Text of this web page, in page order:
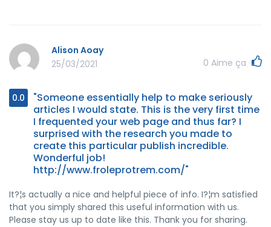
Alison Aoay
25/03/2021
0 Aime ça
0.0
"Someone essentially help to make seriously
articles I would state. This is the very first time
I frequented your web page and thus far? I
surprised with the research you made to
create this particular publish incredible.
Wonderful job!
http://www.froleprotrem.com/"
It?¦s actually a nice and helpful piece of info. I?¦m satisfied
that you simply shared this useful information with us.
Please stay us up to date like this. Thank you for sharing.